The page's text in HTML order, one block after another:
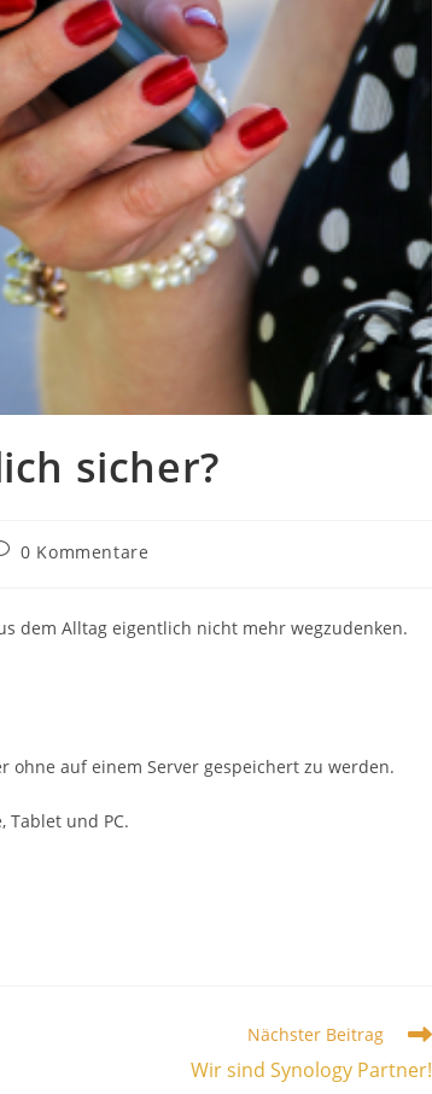
sicher?
0 Kommentare
dem Alltag eigentlich nicht mehr wegzudenken.
ohne auf einem Server gespeichert zu werden.
Tablet und PC.
Nächster Beitrag
Wir sind Synology Partner!